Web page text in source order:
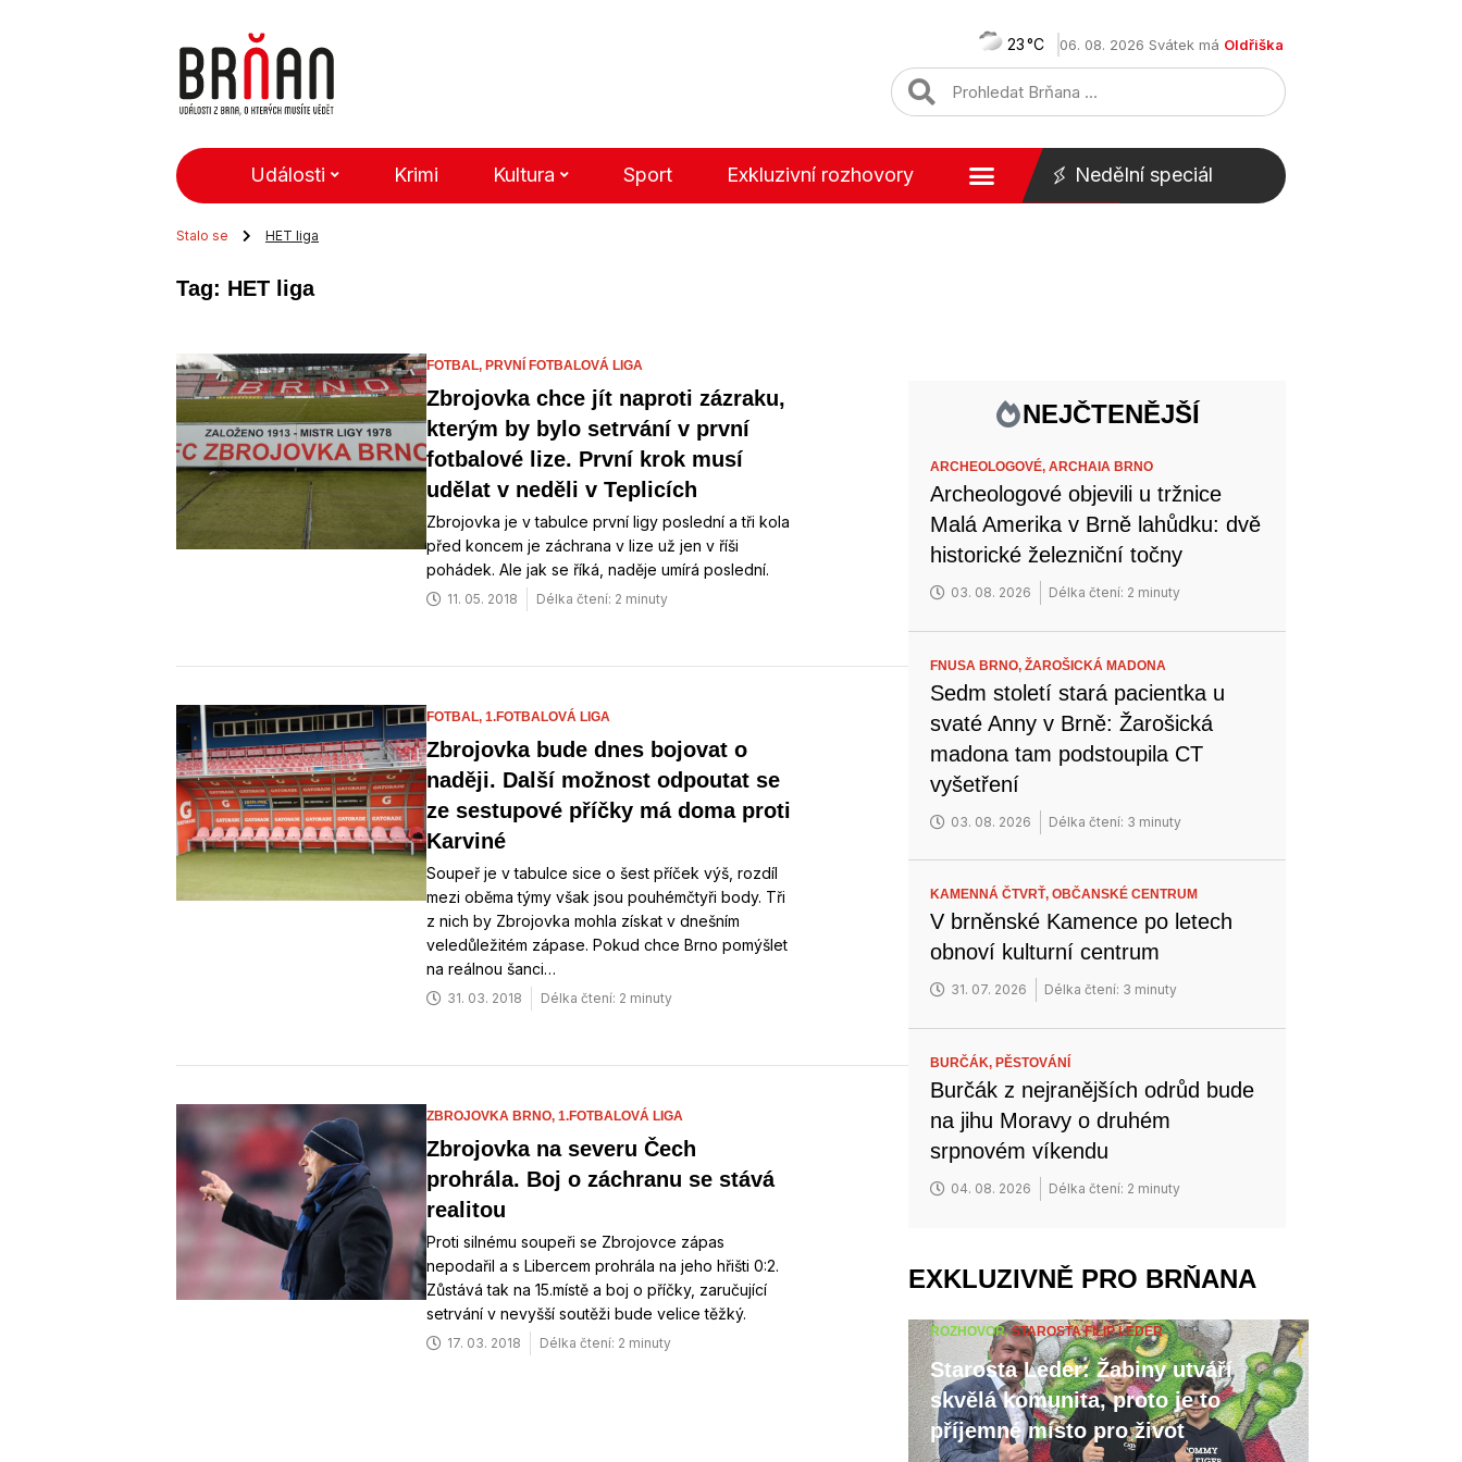
23 06. 08. 2026 Svátek má Oldřiška
Události Krimi Kultura Sport Exkluzivní rozhovory Nedělní speciál
Stalo se HET liga
Tag: HET liga
FOTBAL, PRVNÍ FOTBALOVÁ LIGA
Zbrojovka chce jít naproti zázraku,
kterým by bylo setrvání v první
fotbalové lize. První krok musí
udělat v neděli v Teplicích
Zbrojovka je v tabulce první ligy poslední a tři kola
před koncem je záchrana v lize už jen v říši
pohádek. Ale jak se říká, naděje umírá poslední.
11. 05. 2018 Délka čtení: 2 minuty
FOTBAL, 1.FOTBALOVÁ LIGA
Zbrojovka bude dnes bojovat o
naději. Další možnost odpoutat se
ze sestupové příčky má doma proti
Karviné
Soupeř je v tabulce sice o šest příček výš, rozdíl
mezi oběma týmy však jsou pouhémčtyři body. Tři
z nich by Zbrojovka mohla získat v dnešním
veledůležitém zápase. Pokud chce Brno pomýšlet
na reálnou šanci…
31. 03. 2018 Délka čtení: 2 minuty
ZBROJOVKA BRNO, 1.FOTBALOVÁ LIGA
Zbrojovka na severu Čech
prohrála. Boj o záchranu se stává
realitou
Proti silnému soupeři se Zbrojovce zápas
nepodařil a s Libercem prohrála na jeho hřišti 0:2.
Zůstává tak na 15.místě a boj o příčky, zaručující
setrvání v nevyšší soutěži bude velice těžký.
17. 03. 2018 Délka čtení: 2 minuty
NEJČTENĚJŠÍ
ARCHEOLOGOVÉ,ARCHAIA BRNO
Archeologové objevili u tržnice
Malá Amerika v Brně lahůdku: dvě
historické železniční točny
03. 08. 2026 Délka čtení: 2 minuty
FNUSA BRNO,ŽAROŠICKÁ MADONA
Sedm století stará pacientka u
svaté Anny v Brně: Žarošická
madona tam podstoupila CT
vyšetření
03. 08. 2026 Délka čtení: 3 minuty
KAMENNÁ ČTVRŤ,OBČANSKÉ CENTRUM
V brněnské Kamence po letech
obnoví kulturní centrum
31. 07. 2026 Délka čtení: 3 minuty
BURČÁK,PĚSTOVÁNÍ
Burčák z nejranějších odrůd bude
na jihu Moravy o druhém
srpnovém víkendu
04. 08. 2026 Délka čtení: 2 minuty
EXKLUZIVNĚ PRO BRŇANA
ROZHOVOR,STAROSTA FILIP LEDER
Starosta Leder: Žabiny utváří
skvělá komunita, proto je to
příjemné místo pro život